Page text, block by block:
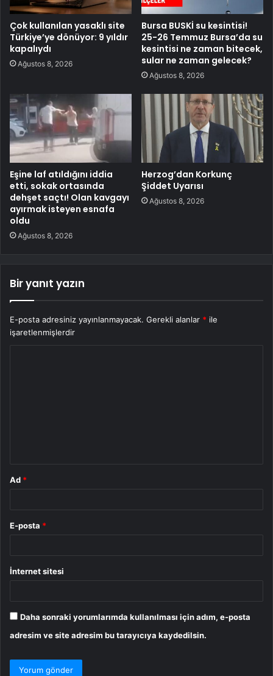
Çok kullanılan yasaklı site
Türkiye’ye dönüyor: 9 yıldır
kapalıydı
Ağustos 8, 2026
Bursa BUSKİ su kesintisi!
25-26 Temmuz Bursa’da su
kesintisi ne zaman bitecek,
sular ne zaman gelecek?
Ağustos 8, 2026
Eşine laf atıldığını iddia
etti, sokak ortasında
dehşet saçtı! Olan kavgayı
ayırmak isteyen esnafa
oldu
Ağustos 8, 2026
Herzog’dan Korkunç
Şiddet Uyarısı
Ağustos 8, 2026
Bir yanıt yazın
E-posta adresiniz yayınlanmayacak. Gerekli alanlar * ile
işaretlenmişlerdir
Ad *
E-posta *
İnternet sitesi
Daha sonraki yorumlarımda kullanılması için adım, e-posta
adresim ve site adresim bu tarayıcıya kaydedilsin.